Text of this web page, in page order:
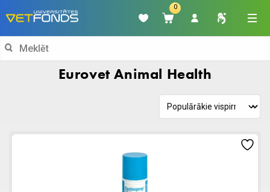
0
Search
Eurovet Animal Health